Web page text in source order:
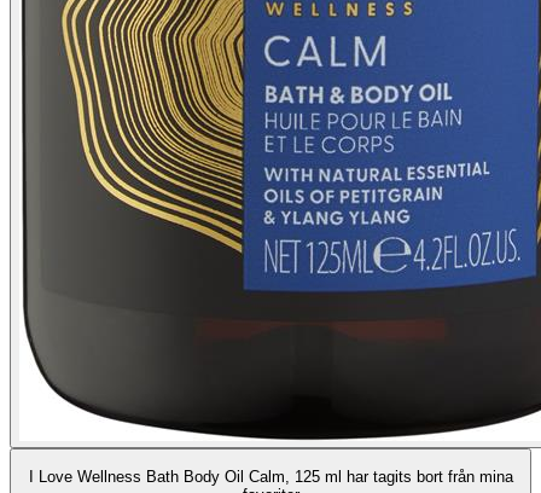
I Love Wellness Bath Body Oil Calm, 125 ml har tagits bort från mina